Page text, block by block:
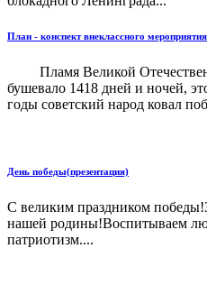
План - конспект внеклассного
Пламя Великой
бушевало 1418 дней и ночей,
годы советский народ ковал
День победы(презентация)
С великим праздником
нашей родины!Воспитываем
патриотизм....